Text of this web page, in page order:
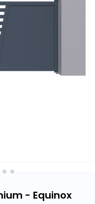
- Equinox